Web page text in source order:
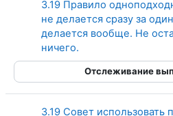
3.19 Правило
не делается сразу за
делается вообще. Не
ничего.
Отслеживание
3.19 Совет использовать